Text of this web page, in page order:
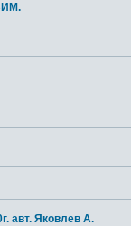
авт. Яковлев А.